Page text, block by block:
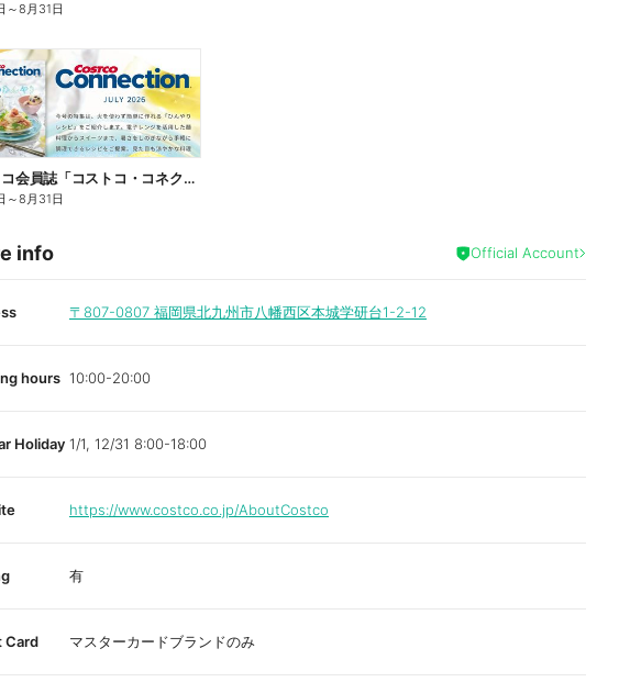
～8月31日
コストコ会員誌「コストコ・コネクション」7月号発刊!
～8月31日
info Official Account
〒807-0807 福岡県北九州市八幡西区本城学研台1-2-12
hours 10:00-20:00
Holiday 1/1, 12/31 8:00-18:00
https://www.costco.co.jp/AboutCostco
有
Card マスターカードブランドのみ